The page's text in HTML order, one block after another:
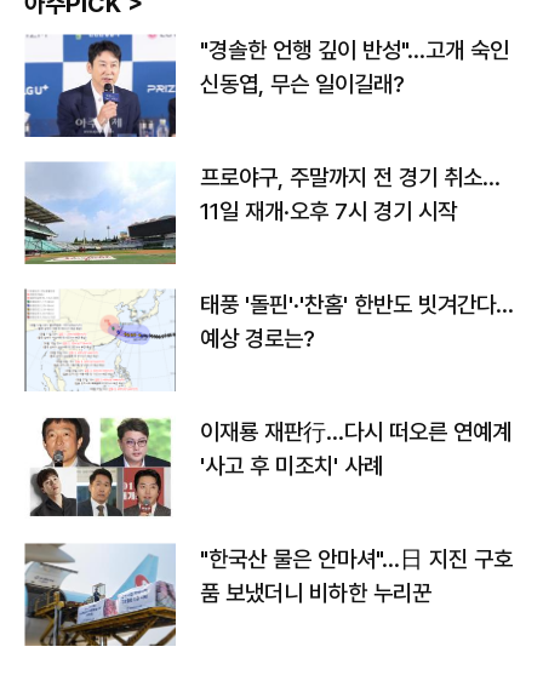
"경솔한 언행 깊이 반성"…고개 숙인
신동엽, 무슨 일이길래?
프로야구, 주말까지 전 경기 취소…
11일 재개·오후 7시 경기 시작
태풍 '돌핀'·'찬홈' 한반도 빗겨간다…
예상 경로는?
이재룡 재판行…다시 떠오른 연예계
'사고 후 미조치' 사례
"한국산 물은 안마셔"…日 지진 구호
품 보냈더니 비하한 누리꾼